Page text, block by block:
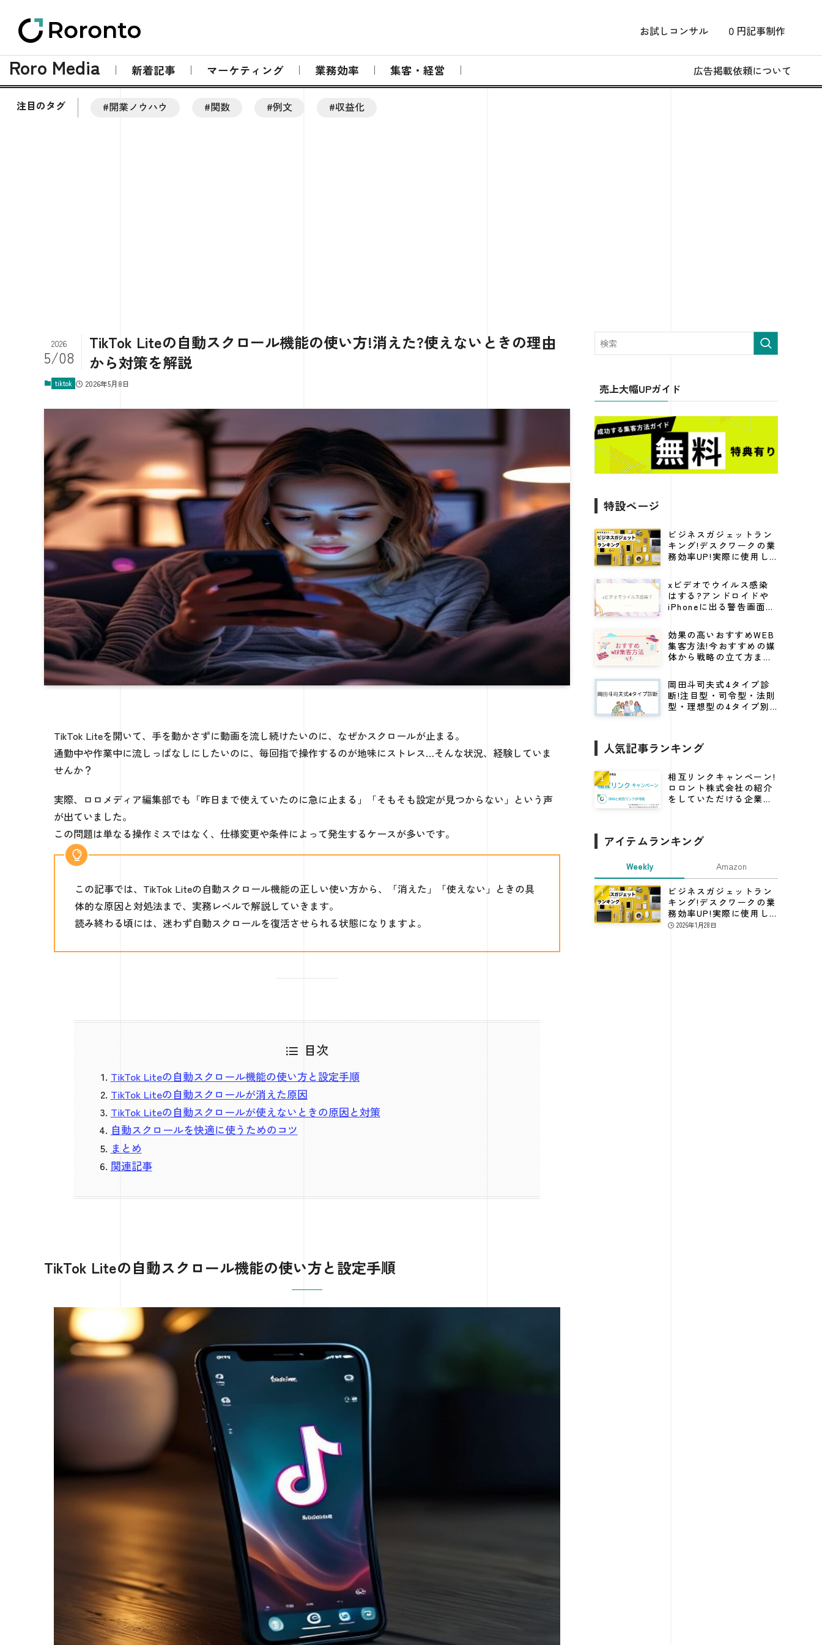
お試しコンサル ０円記事制作
Roro Media 新着記事 マーケティング 業務効率 集客・経営 広告掲載依頼について
注目のタグ #開業ノウハウ #関数 #例文 #収益化
TikTok Liteの自動スクロール機能の使い方!消えた?使えないときの理由
から対策を解説
2026
5/08
tiktok 2026年5月8日
TikTok Liteを開いて、手を動かさずに動画を流し続けたいのに、なぜかスクロールが止まる。
通勤中や作業中に流しっぱなしにしたいのに、毎回指で操作するのが地味にストレス…そんな状況、経験していま
せんか？
実際、ロロメディア編集部でも「昨日まで使えていたのに急に止まる」「そもそも設定が見つからない」という声
が出ていました。
この問題は単なる操作ミスではなく、仕様変更や条件によって発生するケースが多いです。
この記事では、TikTok Liteの自動スクロール機能の正しい使い方から、「消えた」「使えない」ときの具
体的な原因と対処法まで、実務レベルで解説していきます。
読み終わる頃には、迷わず自動スクロールを復活させられる状態になりますよ。
目次
TikTok Liteの自動スクロール機能の使い方と設定手順
TikTok Liteの自動スクロールが消えた原因
TikTok Liteの自動スクロールが使えないときの原因と対策
自動スクロールを快適に使うためのコツ
まとめ
関連記事
TikTok Liteの自動スクロール機能の使い方と設定手順
売上大幅UPガイド
特設ページ
ビジネスガジェットラン
キング!デスクワークの業
務効率UP!実際に使用し
xビデオでウイルス感染
はする?アンドロイドや
iPhoneに出る警告画面の
説
効果の高いおすすめWEB
集客方法!今おすすめの媒
体から戦略の立て方まで
岡田斗司夫式4タイプ診
断!注目型・司令型・法則
型・理想型の4タイプ別
人気記事ランキング
相互リンクキャンペーン!
ロロント株式会社の紹介
をしていただける企業様
アイテムランキング
Weekly Amazon
ビジネスガジェットラン
キング!デスクワークの業
務効率UP!実際に使用し
てる仕事効率化グッズ
2026年1月28日